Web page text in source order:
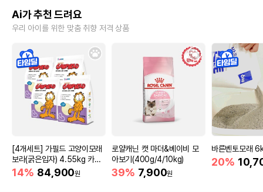
Ai가 추천 드려요
우리 아이를 위한 맞춤 취향 저격 상품
[4개세트] 가필드 고양이모래
보라(굵은입자) 4.55kg 카사
바모래
14% 84,900원
로얄캐닌 캣 마더&베이비 모
아보기(400g/4/10kg)
39% 7,900원
바른벤토모래
20%